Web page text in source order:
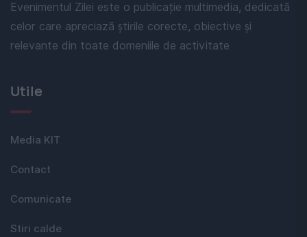
Evenimentul Zilei este o publicație multimedia, dedicată
celor care apreciază știrile corecte, obiective și
relevante din toate domeniile de activitate
Utile
Media KIT
Contact
Comunicate
Stiri calde